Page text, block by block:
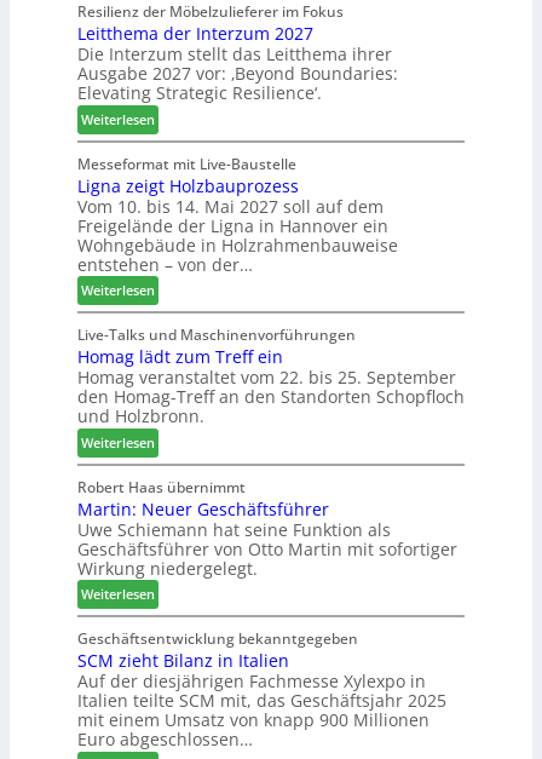
S
o
r
t
i
m
e
n
t
n
u
n
g
e
n
f
ü
r
P
l
a
n
t
a
g
m
e
l
l
o
-
F
r
ä
s
e
r
u
n
d
-
V
e
r
b
i
n
d
e
r
Resilienz der Möbelzulieferer im Fokus
Leitthema der Interzum 2027
Die Interzum stellt das Leitthema ihrer
Ausgabe 2027 vor: ‚Beyond Boundaries:
Elevating Strategic Resilience‘.
Weiterlesen:
L
e
i
t
t
h
e
m
a
d
e
r
I
n
t
e
r
z
u
m
2
0
2
7
Messeformat mit Live-Baustelle
Ligna zeigt Holzbauprozess
Vom 10. bis 14. Mai 2027 soll auf dem
Freigelände der Ligna in Hannover ein
Wohngebäude in Holzrahmenbauweise
entstehen – von der…
Weiterlesen:
L
i
g
n
a
z
e
i
g
t
H
o
l
z
b
a
u
p
r
o
z
Live-Talks und Maschinenvorführungen
Homag lädt zum Treff ein
Homag veranstaltet vom 22. bis 25. September
den Homag-Treff an den Standorten Schopfloch
und Holzbronn.
Weiterlesen:
H
o
m
a
g
l
ä
d
t
z
u
m
T
r
Robert Haas übernimmt
Martin: Neuer Geschäftsführer
Uwe Schiemann hat seine Funktion als
Geschäftsführer von Otto Martin mit sofortiger
Wirkung niedergelegt.
Weiterlesen:
M
a
r
t
n
:
Geschäftsentwicklung bekanntgegeben
SCM zieht Bilanz in Italien
Auf der diesjährigen Fachmesse Xylexpo in
Italien teilte SCM mit, das Geschäftsjahr 2025
mit einem Umsatz von knapp 900 Millionen
Euro abgeschlossen…